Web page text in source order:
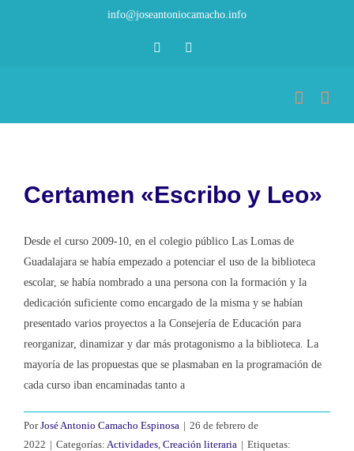
info@joseantoniocamacho.info
Facebook
Certamen «Escribo y Leo»
Desde el curso 2009-10, en el colegio público Las Lomas de
Guadalajara se había empezado a potenciar el uso de la biblioteca
escolar, se había nombrado a una persona con la formación y la
dedicación suficiente como encargado de la misma y se habían
presentado varios proyectos a la Consejería de Educación para
reorganizar, dinamizar y dar más protagonismo a la biblioteca. La
mayoría de las propuestas que se plasmaban en la programación de
cada curso iban encaminadas tanto a
PorJosé Antonio Camacho Espinosa | 26 de febrero de
2022 | Categorías: Actividades Creación literaria | Etiquetas: